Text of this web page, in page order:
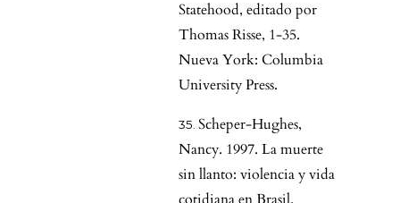
Statehood, editado por
Thomas Risse, 1-35.
Nueva York: Columbia
University Press.
Scheper-Hughes,
Nancy. 1997. La muerte
sin llanto: violencia y vida